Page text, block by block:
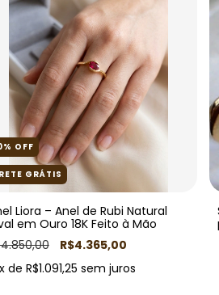
% OFF
GRÁTIS
Liora – Anel de Rubi Natural
em Ouro 18K Feito à Mão
R$4.365,00
x de R$1.091,25 sem juros